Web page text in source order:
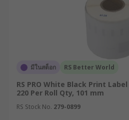
Thermal Label Roll) : ไม่ต้
ร้อนในการพิมพ์ เหมาะกับงา
สติ๊กเกอร์ม้วนแบบ Thermal
(Thermal Transfer Label
สูง เช่น ฉลากผลิตภัณฑ์อุตส
สินค้าคงทน
มีในสต็อก RS Better World
RS PRO White Black Print
220 Per Roll Qty, 101 mm
RS Stock No. 279-0899